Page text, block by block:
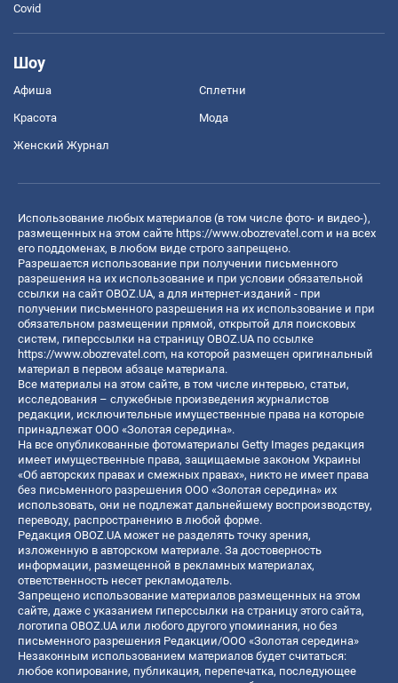
Covid
Шоу
Афиша Сплетни
Красота Мода
Женский Журнал
Использование любых материалов (в том числе фото- и видео-),
размещенных на этом сайте https://www.obozrevatel.com и на всех
его поддоменах, в любом виде строго запрещено.
Разрешается использование при получении письменного
разрешения на их использование и при условии обязательной
ссылки на сайт OBOZ.UA, а для интернет-изданий - при
получении письменного разрешения на их использование и при
обязательном размещении прямой, открытой для поисковых
систем, гиперссылки на страницу OBOZ.UA по ссылке
https://www.obozrevatel.com, на которой размещен оригинальный
материал в первом абзаце материала.
Все материалы на этом сайте, в том числе интервью, статьи,
исследования – служебные произведения журналистов
редакции, исключительные имущественные права на которые
принадлежат ООО «Золотая середина».
На все опубликованные фотоматериалы Getty Images редакция
имеет имущественные права, защищаемые законом Украины
«Об авторских правах и смежных правах», никто не имеет права
без письменного разрешения ООО «Золотая середина» их
использовать, они не подлежат дальнейшему воспроизводству,
переводу, распространению в любой форме.
Редакция OBOZ.UA может не разделять точку зрения,
изложенную в авторском материале. За достоверность
информации, размещенной в рекламных материалах,
ответственность несет рекламодатель.
Запрещено использование материалов размещенных на этом
сайте, даже с указанием гиперссылки на страницу этого сайта,
логотипа OBOZ.UA или любого другого упоминания, но без
письменного разрешения Редакции/ООО «Золотая середина»
Незаконным использованием материалов будет считаться:
любое копирование, публикация, перепечатка, последующее